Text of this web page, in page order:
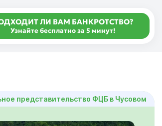
ЛИ ВАМ БАНКРОТСТВО?
Узнайте бесплатно за 5 минут!
представительство ФЦБ в Чусовом